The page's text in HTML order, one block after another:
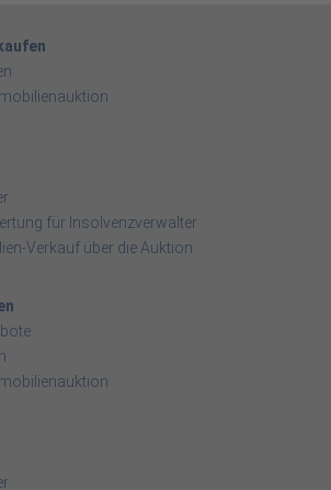
für Insolvenzverwalter
Verkauf über die Auktion